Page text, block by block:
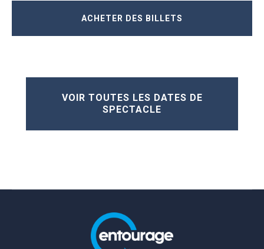
ACHETER DES BILLETS
VOIR TOUTES LES DATES DE
SPECTACLE